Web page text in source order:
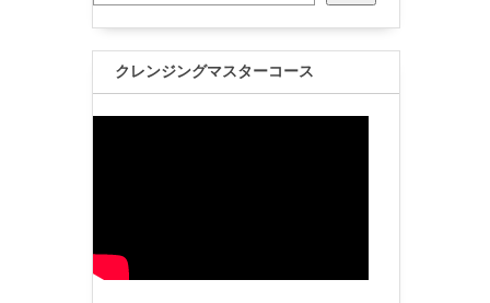
クレンジングマスターコース